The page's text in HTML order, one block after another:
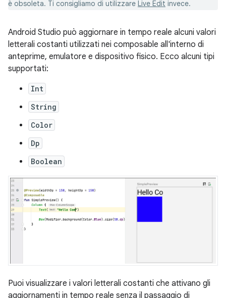
è obsoleta. Ti consigliamo di utilizzare Live Edit invece.
Android Studio può aggiornare in tempo reale alcuni valori
letterali costanti utilizzati nei composable all'interno di
anteprime, emulatore e dispositivo fisico. Ecco alcuni tipi
supportati:
Int
String
Color
Dp
Boolean
Puoi visualizzare i valori letterali costanti che attivano gli
aggiornamenti in tempo reale senza il passaggio di